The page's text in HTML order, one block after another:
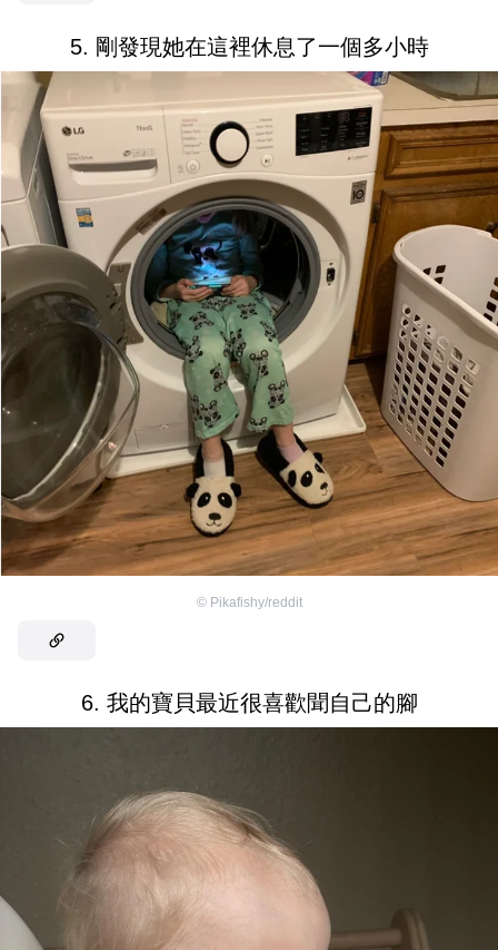
5. 剛發現她在這裡休息了一個多小時
© Pikafishy/reddit
6. 我的寶貝最近很喜歡聞自己的腳